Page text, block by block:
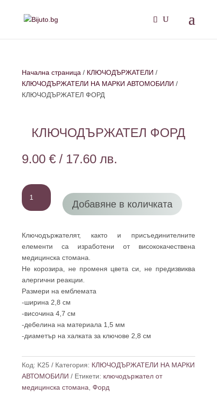
Начална страница / КЛЮЧОДЪРЖАТЕЛИ /
КЛЮЧОДЪРЖАТЕЛИ НА МАРКИ АВТОМОБИЛИ /
КЛЮЧОДЪРЖАТЕЛ ФОРД
КЛЮЧОДЪРЖАТЕЛ ФОРД
9.00 € / 17.60 лв.
количество
за
КЛЮЧОДЪРЖАТЕЛ
Добавяне в количката
Ключодържателят, както и присъединителните
елементи са изработени от висококачествена
медицинска стомана.
Не корозира, не променя цвета си, не предизвиква
алергични реакции.
Размери на емблемата
-ширина 2,8 см
-височина 4,7 см
-дебелина на материала 1,5 мм
-диаметър на халката за ключове 2,8 см
Код: K25 Категория: КЛЮЧОДЪРЖАТЕЛИ НА МАРКИ
АВТОМОБИЛИ
Етикети: ключодържател от
медицинска стомана Форд